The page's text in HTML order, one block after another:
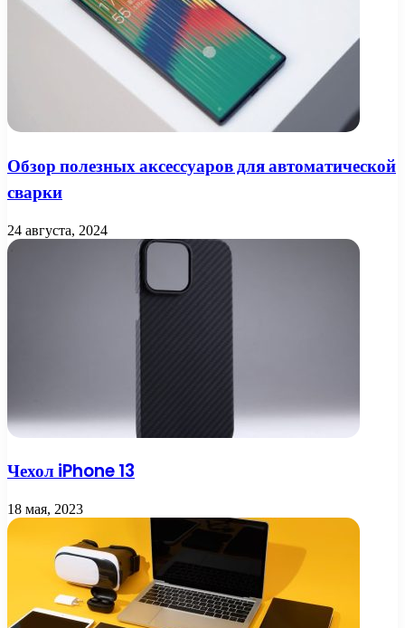
Обзор полезных аксессуаров для автоматической
сварки
24 августа, 2024
Чехол iPhone 13
18 мая, 2023